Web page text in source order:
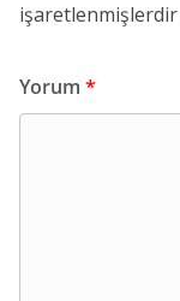
işaretlenmişlerdir
Yorum *